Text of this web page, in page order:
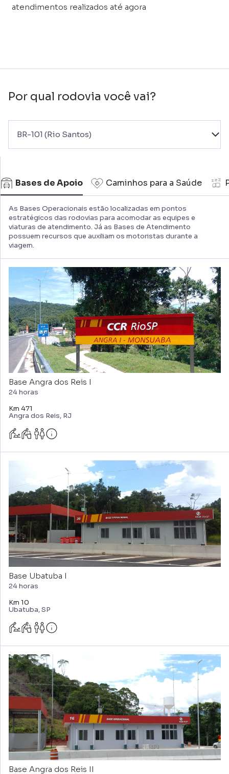
atendimentos realizados até agora
Por qual rodovia você vai?
BR-101 (Rio Santos)
Bases de Apoio Caminhos para a Saúde
As Bases Operacionais estão localizadas em pontos
estratégicos das rodovias para acomodar as equipes e
viaturas de atendimento. Já as Bases de Atendimento
possuem recursos que auxiliam os motoristas durante a
viagem.
Base Angra dos Reis I
24 horas
Km 471
Angra dos Reis, RJ
Base Ubatuba I
24 horas
Km 10
Ubatuba, SP
Base Angra dos Reis II